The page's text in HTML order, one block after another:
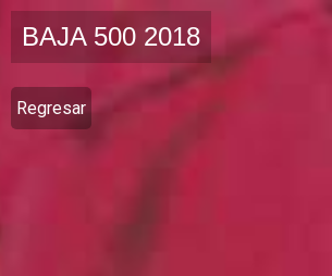
Regresar
BAJA 500 2018